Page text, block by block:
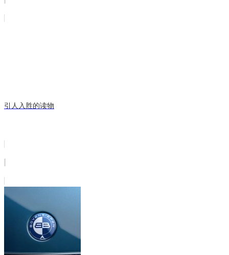
引人入胜的读物